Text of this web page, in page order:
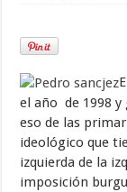
el año de 1998 y
eso de las
ideológico que
izquierda de la
imposición